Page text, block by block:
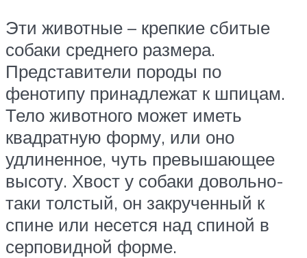
Эти животные – крепкие сбитые
собаки среднего размера.
Представители породы по
фенотипу принадлежат к шпицам.
Тело животного может иметь
квадратную форму, или оно
удлиненное, чуть превышающее
высоту. Хвост у собаки довольно-
таки толстый, он закрученный к
спине или несется над спиной в
серповидной форме.